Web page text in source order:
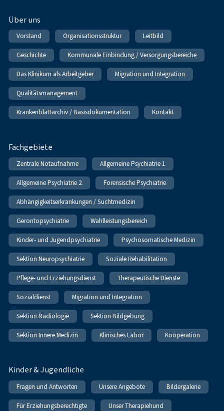
Über uns
Vorstand Organisationsstruktur Leitbild
Geschichte Kommunale Einbindung / Versorgungsbereiche
Das Klinikum als Arbeitgeber Migration und Integration
Qualitätsmanagement
Krankenblattarchiv / Basisdokumentation Kontakt
Fachgebiete
Zentrale Notaufnahme Allgemeine Psychiatrie 1
Allgemeine Psychiatrie 2 Forensische Psychiatrie
Abhängigkeitserkrankungen / Suchtmedizin
Gerontopsychiatrie Wahlleistungsbereich
Kinder- und Jugendpsychiatrie Psychosomatische Medizin
Sektion Neuropsychiatrie Soziale Rehabilitation
Pflege- und Erziehungsdienst Therapeutische Dienste
Sozialdienst Migration und Integration
Sektion Radiologie Sektion Bildgebung
Sektion Innere Medizin Klinisches Labor Kooperation
Kinder & Jugendliche
Fragen und Antworten Unsere Angebote Bildergalerie
Für Erziehungsberechtigte Unser Therapiehund